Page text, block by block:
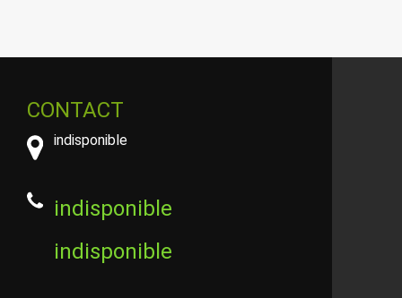
CONTACT
indisponible
indisponible
indisponible